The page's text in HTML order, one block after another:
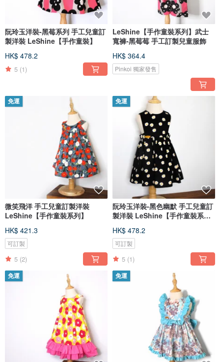
阮玲玉洋裝-黑莓系列 手工兒童訂
製洋裝 LeShine【手作童裝】
HK$ 478.2
5 (1)
LeShine【手作童裝系列】武士
寬褲-黑莓莓 手工訂製兒童服飾
HK$ 364.4
Pinkoi 獨家發售
免運
微笑飛洋 手工兒童訂製洋裝
LeShine【手作童裝系列】
HK$ 421.3
可訂製
5 (2)
免運
阮玲玉洋裝-黑色幽默 手工兒童訂
製洋裝 LeShine【手作童裝系
HK$ 478.2
可訂製
5 (1)
免運 免運